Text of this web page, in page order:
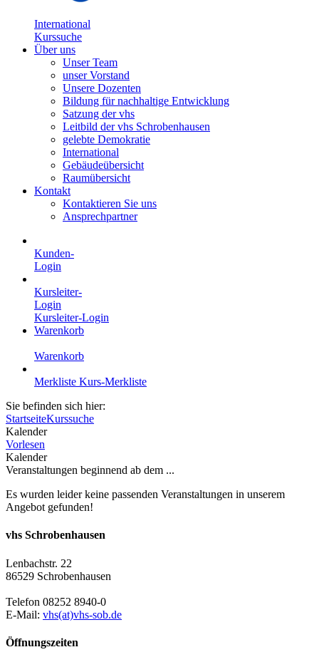
International
Kurssuche
Über uns
Unser Team
unser Vorstand
Unsere Dozenten
Bildung für nachhaltige Entwicklung
Satzung der vhs
Leitbild der vhs Schrobenhausen
gelebte Demokratie
International
Gebäudeübersicht
Raumübersicht
Kontakt
Kontaktieren Sie uns
Ansprechpartner
Kunden-
Login
Kursleiter-
Login
Kursleiter-Login
Warenkorb
Warenkorb
Merkliste Kurs-Merkliste
Sie befinden sich hier:
StartseiteKurssuche
Kalender
Vorlesen
Kalender
Veranstaltungen beginnend ab dem ...
Es wurden leider keine passenden Veranstaltungen in unserem
Angebot gefunden!
vhs Schrobenhausen
Lenbachstr. 22
86529 Schrobenhausen
Telefon 08252 8940-0
E-Mail: vhs(at)vhs-sob.de
Öffnungszeiten